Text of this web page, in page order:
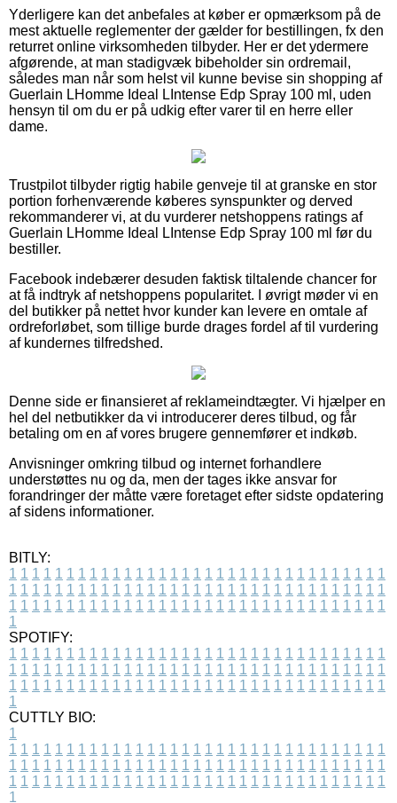
Yderligere kan det anbefales at køber er opmærksom på de
mest aktuelle reglementer der gælder for bestillingen, fx den
returret online virksomheden tilbyder. Her er det ydermere
afgørende, at man stadigvæk bibeholder sin ordremail,
således man når som helst vil kunne bevise sin shopping af
Guerlain LHomme Ideal LIntense Edp Spray 100 ml, uden
hensyn til om du er på udkig efter varer til en herre eller
dame.
Trustpilot tilbyder rigtig habile genveje til at granske en stor
portion forhenværende køberes synspunkter og derved
rekommanderer vi, at du vurderer netshoppens ratings af
Guerlain LHomme Ideal LIntense Edp Spray 100 ml før du
bestiller.
Facebook indebærer desuden faktisk tiltalende chancer for
at få indtryk af netshoppens popularitet. I øvrigt møder vi en
del butikker på nettet hvor kunder kan levere en omtale af
ordreforløbet, som tillige burde drages fordel af til vurdering
af kundernes tilfredshed.
Denne side er finansieret af reklameindtægter. Vi hjælper en
hel del netbutikker da vi introducerer deres tilbud, og får
betaling om en af vores brugere gennemfører et indkøb.
Anvisninger omkring tilbud og internet forhandlere
understøttes nu og da, men der tages ikke ansvar for
forandringer der måtte være foretaget efter sidste opdatering
af sidens informationer.
BITLY:
1 1 1 1 1 1 1 1 1 1 1 1 1 1 1 1 1 1 1 1 1 1 1 1 1 1 1 1 1 1 1 1 1
1 1 1 1 1 1 1 1 1 1 1 1 1 1 1 1 1 1 1 1 1 1 1 1 1 1 1 1 1 1 1 1 1
1 1 1 1 1 1 1 1 1 1 1 1 1 1 1 1 1 1 1 1 1 1 1 1 1 1 1 1 1 1 1 1 1
1
SPOTIFY:
1 1 1 1 1 1 1 1 1 1 1 1 1 1 1 1 1 1 1 1 1 1 1 1 1 1 1 1 1 1 1 1 1
1 1 1 1 1 1 1 1 1 1 1 1 1 1 1 1 1 1 1 1 1 1 1 1 1 1 1 1 1 1 1 1 1
1 1 1 1 1 1 1 1 1 1 1 1 1 1 1 1 1 1 1 1 1 1 1 1 1 1 1 1 1 1 1 1 1
1
CUTTLY BIO:
1
1 1 1 1 1 1 1 1 1 1 1 1 1 1 1 1 1 1 1 1 1 1 1 1 1 1 1 1 1 1 1 1 1
1 1 1 1 1 1 1 1 1 1 1 1 1 1 1 1 1 1 1 1 1 1 1 1 1 1 1 1 1 1 1 1 1
1 1 1 1 1 1 1 1 1 1 1 1 1 1 1 1 1 1 1 1 1 1 1 1 1 1 1 1 1 1 1 1 1
1